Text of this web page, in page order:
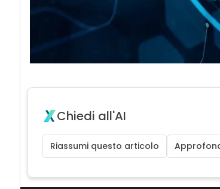
Chiedi all'AI
Riassumi questo articolo